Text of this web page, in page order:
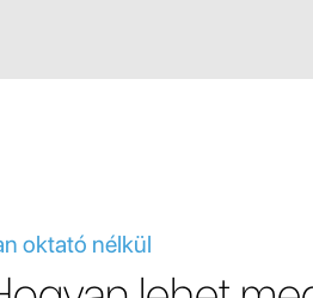
oktató nélkül